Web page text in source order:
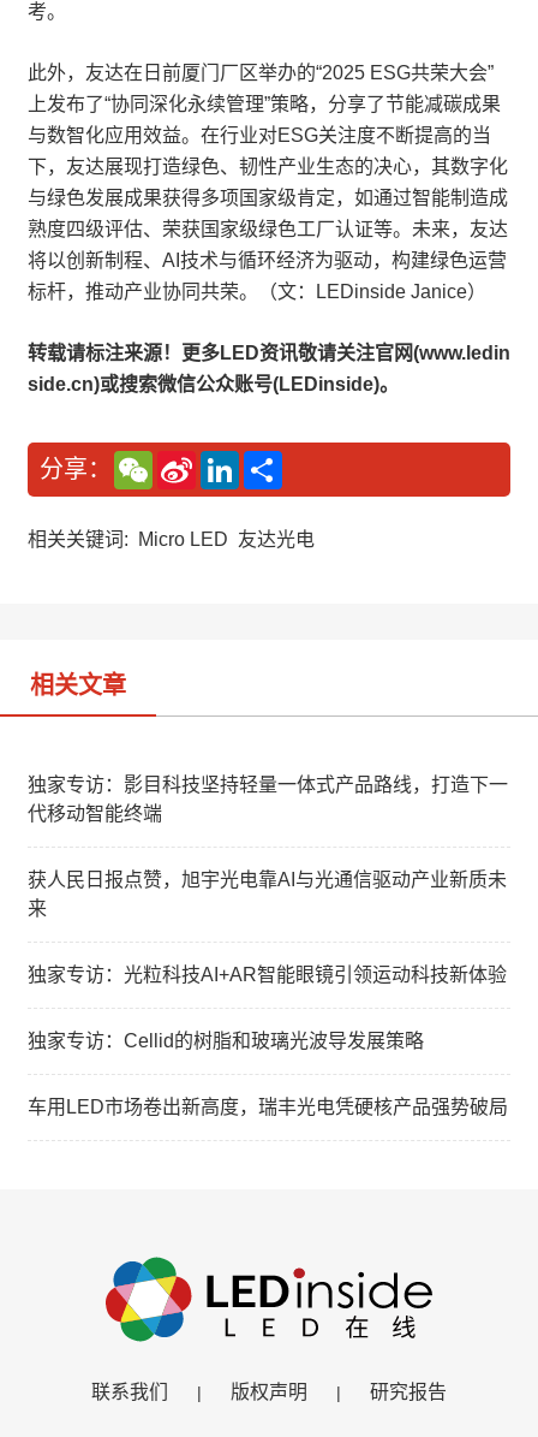
考。
此外，友达在日前厦门厂区举办的“2025 ESG共荣大会”
上发布了“协同深化永续管理”策略，分享了节能减碳成果
与数智化应用效益。在行业对ESG关注度不断提高的当
下，友达展现打造绿色、韧性产业生态的决心，其数字化
与绿色发展成果获得多项国家级肯定，如通过智能制造成
熟度四级评估、荣获国家级绿色工厂认证等。未来，友达
将以创新制程、AI技术与循环经济为驱动，构建绿色运营
标杆，推动产业协同共荣。（文：LEDinside Janice）
转载请标注来源！更多LED资讯敬请关注官网(www.ledin
side.cn)或搜索微信公众账号(LEDinside)。
分享：
W
e
C
a
S
n
W
L
n
e
相关关键词: Micro LED 友达光电
相关文章
独家专访：影目科技坚持轻量一体式产品路线，打造下一
代移动智能终端
获人民日报点赞，旭宇光电靠AI与光通信驱动产业新质未
来
独家专访：光粒科技AI+AR智能眼镜引领运动科技新体验
独家专访：Cellid的树脂和玻璃光波导发展策略
车用LED市场卷出新高度，瑞丰光电凭硬核产品强势破局
联系我们 | 版权声明 | 研究报告